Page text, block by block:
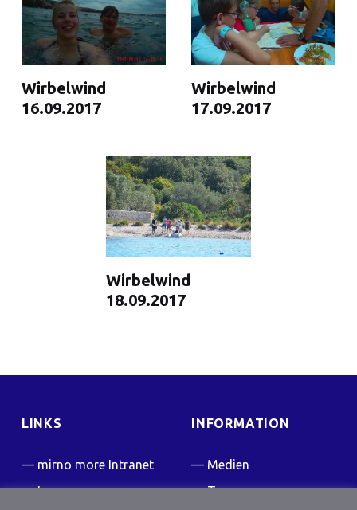
Wirbelwind
16.09.2017
Wirbelwind
17.09.2017
Wirbelwind
18.09.2017
LINKS
mirno more Intranet
Impressum
INFORMATION
Medien
Team